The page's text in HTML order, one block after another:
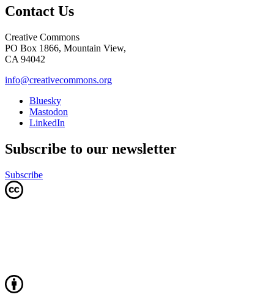
Contact Us
Creative Commons
PO Box 1866, Mountain View,
CA 94042
info@creativecommons.org
Bluesky
Mastodon
LinkedIn
Subscribe to our newsletter
Subscribe